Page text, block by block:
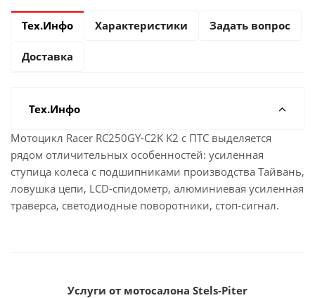
Тех.Инфо Характеристики Задать вопрос
Доставка
Тех.Инфо
Мотоцикл Racer RC250GY-C2K K2 с ПТС выделяется
рядом отличительных особенностей: усиленная
ступица колеса с подшипниками производства Тайвань,
ловушка цепи, LCD-спидометр, алюминиевая усиленная
траверса, светодиодные поворотники, стоп-сигнал.
Услуги от мотосалона Stels-Piter